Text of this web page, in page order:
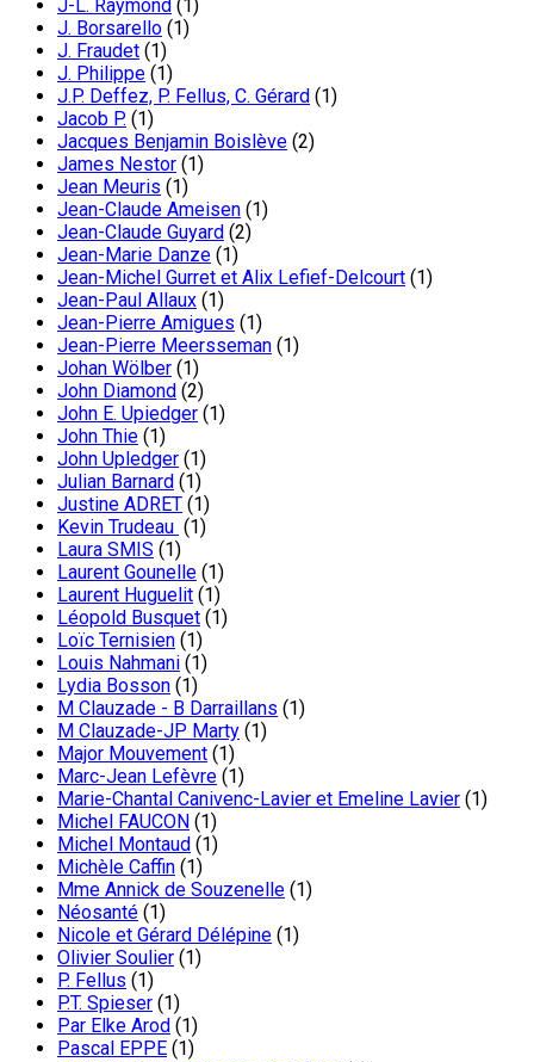
J-L. Raymond (1)
J. Borsarello (1)
J. Fraudet (1)
J. Philippe (1)
J.P. Deffez, P. Fellus, C. Gérard (1)
Jacob P. (1)
Jacques Benjamin Boislève (2)
James Nestor (1)
Jean Meuris (1)
Jean-Claude Ameisen (1)
Jean-Claude Guyard (2)
Jean-Marie Danze (1)
Jean-Michel Gurret et Alix Lefief-Delcourt (1)
Jean-Paul Allaux (1)
Jean-Pierre Amigues (1)
Jean-Pierre Meersseman (1)
Johan Wölber (1)
John Diamond (2)
John E. Upiedger (1)
John Thie (1)
John Upledger (1)
Julian Barnard (1)
Justine ADRET (1)
Kevin Trudeau (1)
Laura SMIS (1)
Laurent Gounelle (1)
Laurent Huguelit (1)
Léopold Busquet (1)
Loïc Ternisien (1)
Louis Nahmani (1)
Lydia Bosson (1)
M Clauzade - B Darraillans (1)
M Clauzade-JP Marty (1)
Major Mouvement (1)
Marc-Jean Lefèvre (1)
Marie-Chantal Canivenc-Lavier et Emeline Lavier (1)
Michel FAUCON (1)
Michel Montaud (1)
Michèle Caffin (1)
Mme Annick de Souzenelle (1)
Néosanté (1)
Nicole et Gérard Délépine (1)
Olivier Soulier (1)
P. Fellus (1)
P.T. Spieser (1)
Par Elke Arod (1)
Pascal EPPE (1)